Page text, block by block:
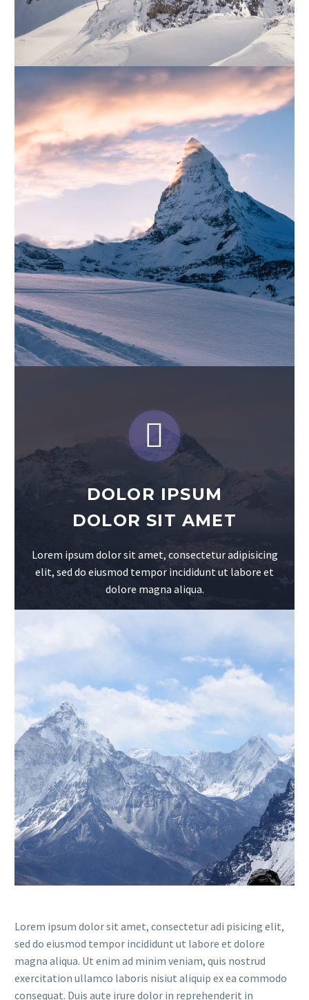


DOLOR IPSUM
DOLOR SIT AMET
Lorem ipsum dolor sit amet, consectetur adipisicing
elit, sed do eiusmod tempor incididunt ut labore et
dolore magna aliqua.
Lorem ipsum dolor sit amet, consectetur adi pisicing elit,
sed do eiusmod tempor incididunt ut labore et dolore
magna aliqua. Ut enim ad minim veniam, quis nostrud
exercitation ullamco laboris nisiut aliquip ex ea commodo
consequat. Duis aute irure dolor in reprehenderit in